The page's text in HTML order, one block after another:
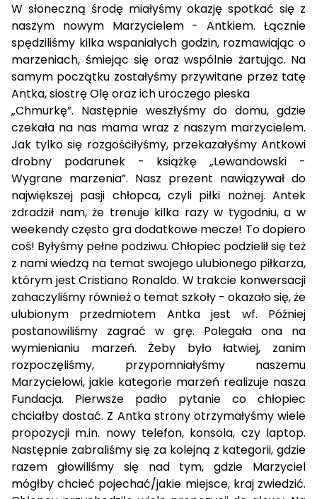
W słoneczną środę miałyśmy okazję spotkać się z
naszym nowym Marzycielem - Antkiem. Łącznie
spędziliśmy kilka wspaniałych godzin, rozmawiając o
marzeniach, śmiejąc się oraz wspólnie żartując. Na
samym początku zostałyśmy przywitane przez tatę
Antka, siostrę Olę oraz ich uroczego pieska
„Chmurkę”. Następnie weszłyśmy do domu, gdzie
czekała na nas mama wraz z naszym marzycielem.
Jak tylko się rozgościłyśmy, przekazałyśmy Antkowi
drobny podarunek - książkę „Lewandowski -
Wygrane marzenia”. Nasz prezent nawiązywał do
największej pasji chłopca, czyli piłki nożnej. Antek
zdradził nam, że trenuje kilka razy w tygodniu, a w
weekendy często gra dodatkowe mecze! To dopiero
coś! Byłyśmy pełne podziwu. Chłopiec podzielił się też
z nami wiedzą na temat swojego ulubionego piłkarza,
którym jest Cristiano Ronaldo. W trakcie konwersacji
zahaczyliśmy również o temat szkoły - okazało się, że
ulubionym przedmiotem Antka jest wf. Później
postanowiliśmy zagrać w grę. Polegała ona na
wymienianiu marzeń. Żeby było łatwiej, zanim
rozpoczęliśmy, przypomniałyśmy naszemu
Marzycielowi, jakie kategorie marzeń realizuje nasza
Fundacja. Pierwsze padło pytanie co chłopiec
chciałby dostać. Z Antka strony otrzymałyśmy wiele
propozycji m.in. nowy telefon, konsola, czy laptop.
Następnie zabraliśmy się za kolejną z kategorii, gdzie
razem głowiliśmy się nad tym, gdzie Marzyciel
mógłby chcieć pojechać/jakie miejsce, kraj zwiedzić.